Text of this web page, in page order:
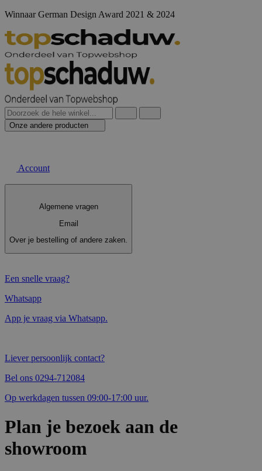
Winnaar German Design Award 2021 & 2024
Onze andere producten
Account
Algemene vragen
Email
Over je bestelling of andere zaken.
Een snelle vraag?
Whatsapp
App je vraag via Whatsapp.
Liever persoonlijk contact?
Bel ons 0294-712084
Op werkdagen tussen 09:00-17:00 uur.
Plan je bezoek aan de
showroom